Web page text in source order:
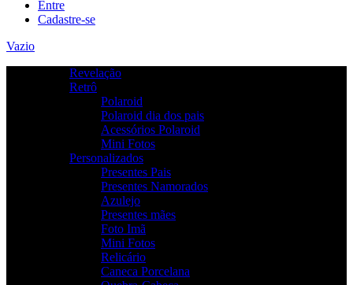
Entre
Cadastre-se
Vazio
Revelação
Retrô
Polaroid
Polaroid dia dos pais
Acessórios Polaroid
Mini Fotos
Personalizados
Presentes Pais
Presentes Namorados
Azulejo
Presentes mães
Foto Imã
Mini Fotos
Relicário
Caneca Porcelana